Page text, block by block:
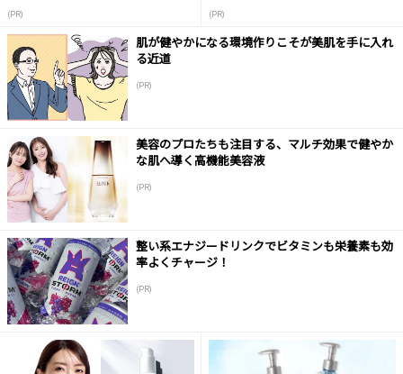
(PR) (PR)
肌が健やかになる環境作りこそが美肌を手に入れ
る近道
(PR)
美容のプロたちも注目する、マルチ効果で健やか
な肌へ導く高機能美容液
(PR)
整い系エナジードリンクでビタミンも栄養素も効
率よくチャージ！
(PR)